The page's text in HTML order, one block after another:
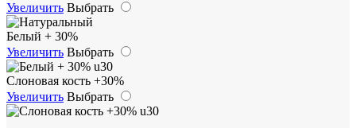
Увеличить Выбрать
Белый + 30%
Увеличить Выбрать
Слоновая кость +30%
Увеличить Выбрать